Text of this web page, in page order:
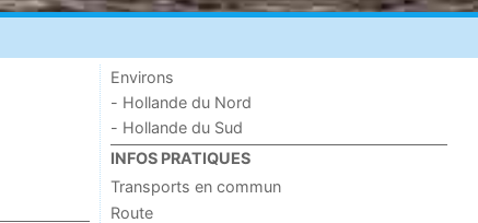
Environs
- Hollande du Nord
- Hollande du Sud
INFOS PRATIQUES
Transports en commun
Route